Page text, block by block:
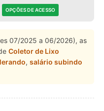
OPÇÕES DE ACESSO
07/2025 a 06/2026), as
Coletor de Lixo
, salário subindo